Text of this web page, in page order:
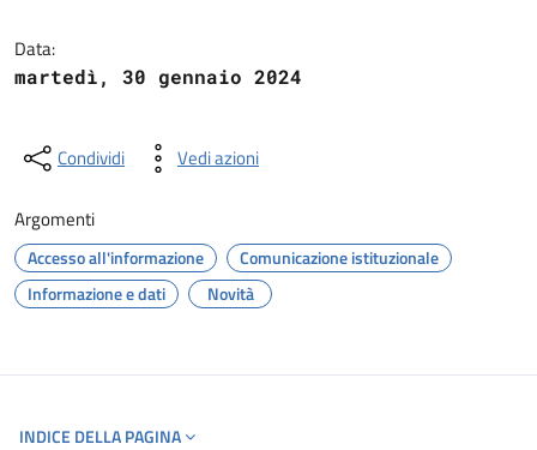
Data:
martedì, 30 gennaio 2024
Condividi Vedi azioni
Argomenti
Accesso all'informazione
Comunicazione istituzionale
Informazione e dati
Novità
INDICE DELLA PAGINA